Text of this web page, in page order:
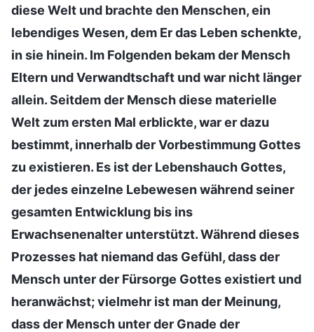
diese Welt und brachte den Menschen, ein
lebendiges Wesen, dem Er das Leben schenkte,
in sie hinein. Im Folgenden bekam der Mensch
Eltern und Verwandtschaft und war nicht länger
allein. Seitdem der Mensch diese materielle
Welt zum ersten Mal erblickte, war er dazu
bestimmt, innerhalb der Vorbestimmung Gottes
zu existieren. Es ist der Lebenshauch Gottes,
der jedes einzelne Lebewesen während seiner
gesamten Entwicklung bis ins
Erwachsenenalter unterstützt. Während dieses
Prozesses hat niemand das Gefühl, dass der
Mensch unter der Fürsorge Gottes existiert und
heranwächst; vielmehr ist man der Meinung,
dass der Mensch unter der Gnade der